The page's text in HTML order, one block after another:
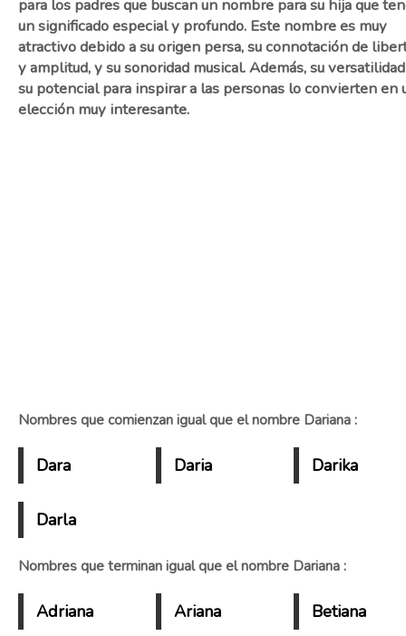
para los padres que buscan un nombre para su hija que
un significado especial y profundo. Este nombre es muy
atractivo debido a su origen persa, su connotación de
y amplitud, y su sonoridad musical. Además, su
su potencial para inspirar a las personas lo convierten en
elección muy interesante.
Nombres que comienzan igual que el nombre Dariana :
Dara Daria Darika
Darla
Nombres que terminan igual que el nombre Dariana :
Adriana Ariana Betiana